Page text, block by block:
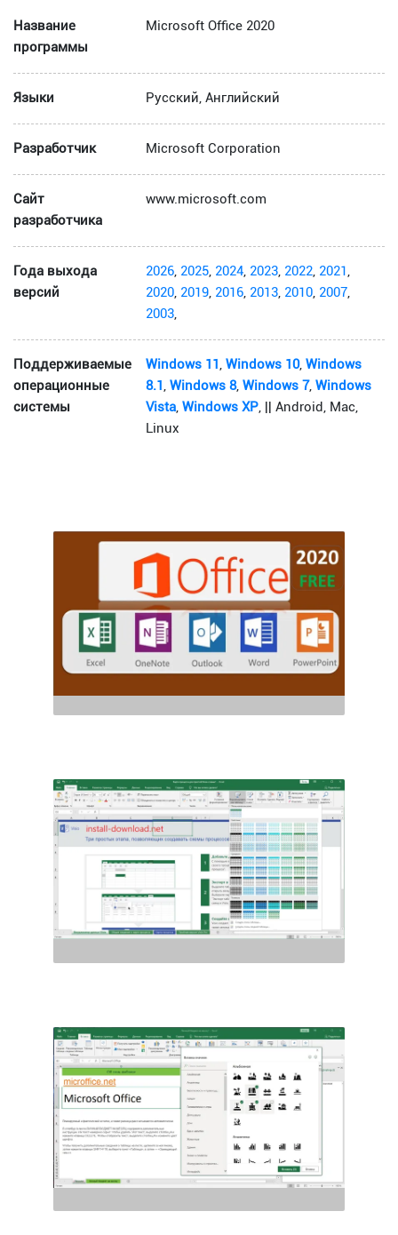
Название
программы
Microsoft Office 2020
Языки Русский, Английский
Разработчик Microsoft Corporation
Сайт
разработчика
www.microsoft.com
Года выхода
версий
2026, 2025, 2024, 2023, 2022, 2021,
2020, 2019, 2016, 2013, 2010, 2007,
2003,
Поддерживаемые
операционные
системы
Windows 11,Windows 10,Windows
8.1,Windows 8,Windows 7,Windows
Vista,Windows XP, || Android, Mac,
Linux